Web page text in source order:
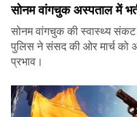
सोनम वांगचुक अस्पताल में
सोनम वांगचुक की स्वास्थ्य संकट
पुलिस ने संसद की ओर मार्च को
प्रभाव।